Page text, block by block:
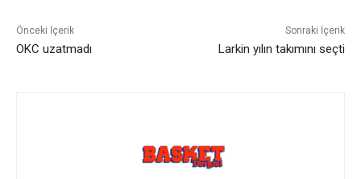
Önceki İçerik
OKC uzatmadı
Sonraki İçerik
Larkin yılın takımını seçti